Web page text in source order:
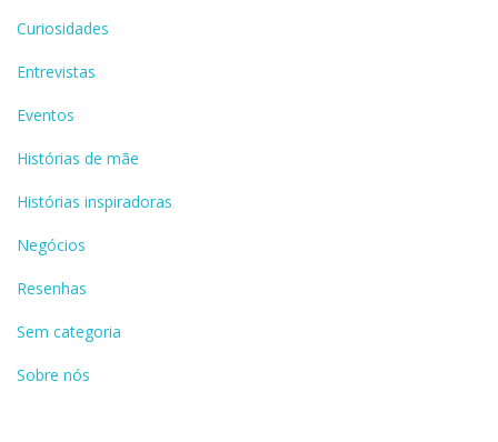
Curiosidades
Entrevistas
Eventos
Histórias de mãe
Histórias inspiradoras
Negócios
Resenhas
Sem categoria
Sobre nós